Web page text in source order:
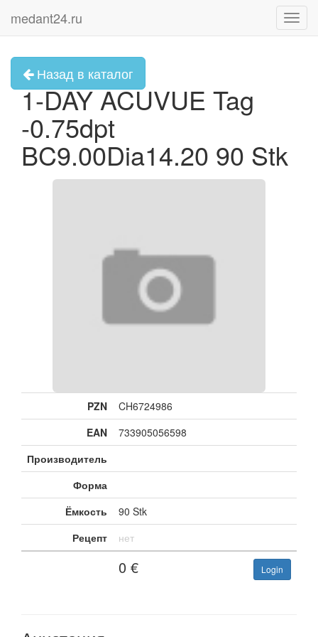
medant24.ru
Назад в каталог
1-DAY ACUVUE Tag
-0.75dpt
BC9.00Dia14.20 90 Stk
PZN
CH6724986
EAN
733905056598
Производитель
Форма
Ёмкость
90 Stk
Рецепт
нет
0 € Login